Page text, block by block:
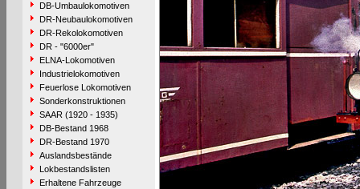
DB-Umbaulokomotiven
DR-Neubaulokomotiven
DR-Rekolokomotiven
DR - "6000er"
ELNA-Lokomotiven
Industrielokomotiven
Feuerlose Lokomotiven
Sonderkonstruktionen
SAAR (1920 - 1935)
DB-Bestand 1968
DR-Bestand 1970
Auslandsbestände
Lokbestandslisten
Erhaltene Fahrzeuge